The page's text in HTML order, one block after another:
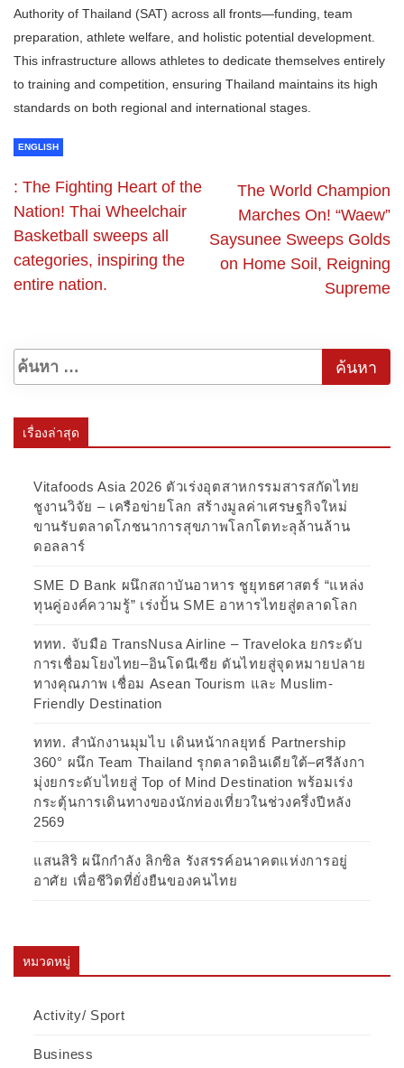
Authority of Thailand (SAT) across all fronts—funding, team
preparation, athlete welfare, and holistic potential development.
This infrastructure allows athletes to dedicate themselves entirely
to training and competition, ensuring Thailand maintains its high
standards on both regional and international stages.
ENGLISH
: The Fighting Heart of the
Nation! Thai Wheelchair
Basketball sweeps all
categories, inspiring the
entire nation.
The World Champion
Marches On! “Waew”
Saysunee Sweeps Golds
on Home Soil, Reigning
Supreme
เรื่องล่าสุด
Vitafoods Asia 2026 ตัวเร่งอุตสาหกรรมสารสกัดไทย
ชูงานวิจัย – เครือข่ายโลก สร้างมูลค่าเศรษฐกิจใหม่
ขานรับตลาดโภชนาการสุขภาพโลกโตทะลุล้านล้าน
ดอลลาร์
SME D Bank ผนึกสถาบันอาหาร ชูยุทธศาสตร์ “แหล่ง
ทุนคู่องค์ความรู้” เร่งปั้น SME อาหารไทยสู่ตลาดโลก
ททท. จับมือ TransNusa Airline – Traveloka ยกระดับ
การเชื่อมโยงไทย–อินโดนีเซีย ดันไทยสู่จุดหมายปลาย
ทางคุณภาพ เชื่อม Asean Tourism และ Muslim-
Friendly Destination
ททท. สำนักงานมุมไบ เดินหน้ากลยุทธ์ Partnership
360° ผนึก Team Thailand รุกตลาดอินเดียใต้–ศรีลังกา
มุ่งยกระดับไทยสู่ Top of Mind Destination พร้อมเร่ง
กระตุ้นการเดินทางของนักท่องเที่ยวในช่วงครึ่งปีหลัง
2569
แสนสิริ ผนึกกำลัง ลิกซิล รังสรรค์อนาคตแห่งการอยู่
อาศัย เพื่อชีวิตที่ยั่งยืนของคนไทย
หมวดหมู่
Activity/ Sport
Business